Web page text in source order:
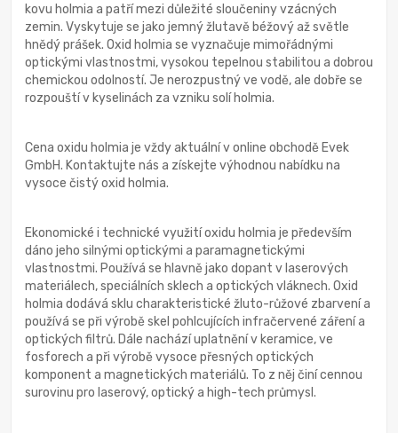
kovu holmia a patří mezi důležité sloučeniny vzácných
zemin. Vyskytuje se jako jemný žlutavě béžový až světle
hnědý prášek. Oxid holmia se vyznačuje mimořádnými
optickými vlastnostmi, vysokou tepelnou stabilitou a dobrou
chemickou odolností. Je nerozpustný ve vodě, ale dobře se
rozpouští v kyselinách za vzniku solí holmia.
Cena oxidu holmia je vždy aktuální v online obchodě Evek
GmbH. Kontaktujte nás a získejte výhodnou nabídku na
vysoce čistý oxid holmia.
Ekonomické i technické využití oxidu holmia je především
dáno jeho silnými optickými a paramagnetickými
vlastnostmi. Používá se hlavně jako dopant v laserových
materiálech, speciálních sklech a optických vláknech. Oxid
holmia dodává sklu charakteristické žluto-růžové zbarvení a
používá se při výrobě skel pohlcujících infračervené záření a
optických filtrů. Dále nachází uplatnění v keramice, ve
fosforech a při výrobě vysoce přesných optických
komponent a magnetických materiálů. To z něj činí cennou
surovinu pro laserový, optický a high-tech průmysl.